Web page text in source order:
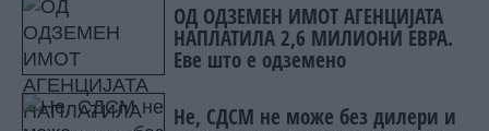
ОД ОДЗЕМЕН ИМОТ АГЕНЦИЈАТА
НАПЛАТИЛА 2,6 МИЛИОНИ ЕВРА.
Еве што е одземено
Не, СДСМ не може без дилери и